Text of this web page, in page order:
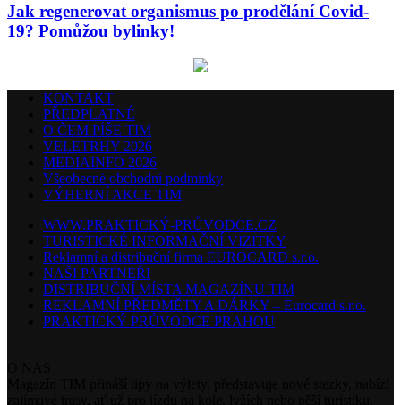
Jak regenerovat organismus po prodělání Covid-
19? Pomůžou bylinky!
KONTAKT
PŘEDPLATNÉ
O ČEM PÍŠE TIM
VELETRHY 2026
MEDIAINFO 2026
Všeobecné obchodní podmínky
VÝHERNÍ AKCE TIM
WWW.PRAKTICKÝ-PRŮVODCE.CZ
TURISTICKÉ INFORMAČNÍ VIZITKY
Reklamní a distribuční firma EUROCARD s.r.o.
NAŠI PARTNEŘI
DISTRIBUČNÍ MÍSTA MAGAZÍNU TIM
REKLAMNÍ PŘEDMĚTY A DÁRKY – Eurocard s.r.o.
PRAKTICKÝ PRŮVODCE PRAHOU